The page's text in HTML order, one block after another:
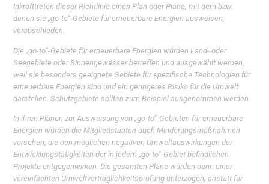
Inkrafttreten dieser Richtlinie einen Plan oder Pläne, mit dem bzw.
denen sie „go-to“-Gebiete für erneuerbare Energien ausweisen,
verabschieden.
Die „go-to“-Gebiete für erneuerbare Energien würden Land- oder
Seegebiete oder Binnengewässer betreffen und ausgewählt werden,
weil sie besonders geeignete Gebiete für spezifische Technologien für
erneuerbare Energien sind und ein geringeres Risiko für die Umwelt
darstellen. Schutzgebiete sollten zum Beispiel ausgenommen werden.
In ihren Plänen zur Ausweisung von „go-to“-Gebieten für erneuerbare
Energien würden die Mitgliedstaaten auch Minderungsmaßnahmen
vorsehen, die den möglichen negativen Umweltauswirkungen der
Entwicklungstätigkeiten der in jedem „go-to“-Gebiet befindlichen
Projekte entgegenwirken. Die gesamten Pläne würden dann einer
vereinfachten Umweltverträglichkeitsprüfung unterzogen, anstatt für